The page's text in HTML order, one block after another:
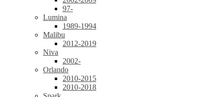
97-
Lumina
1989-1994
Malibu
2012-2019
Niva
2002-
Orlando
2010-2015
2010-2018